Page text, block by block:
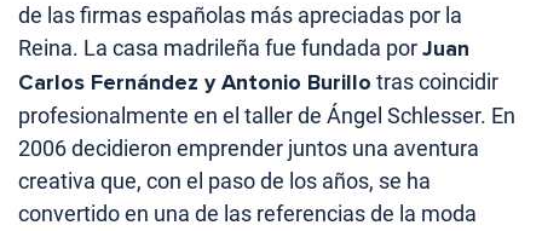
de las firmas españolas más apreciadas por la
Reina. La casa madrileña fue fundada porJuan
Carlos Fernández y Antonio Burillo tras coincidir
profesionalmente en el taller de Ángel Schlesser. En
2006 decidieron emprender juntos una aventura
creativa que, con el paso de los años, se ha
convertido en una de las referencias de la moda